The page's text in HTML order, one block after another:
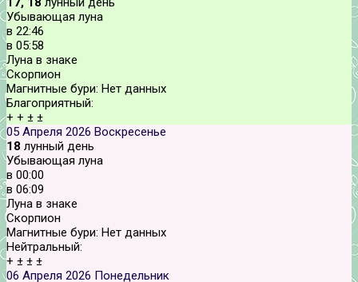
Убывающая луна
в 22:46
в 05:58
Луна в знаке
Скорпион
Магнитные бури: Нет данных
Благоприятный:
+ + ± ±
05 Апреля 2026 Воскресенье
18 лунный день
Убывающая луна
в 00:00
в 06:09
Луна в знаке
Скорпион
Магнитные бури: Нет данных
Нейтральный:
+ ± ± ±
06 Апреля 2026 Понедельник